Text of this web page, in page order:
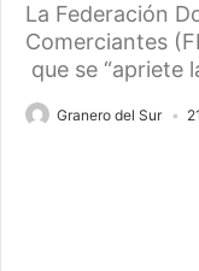
La Federación
Comerciantes
que se “apriete
Granero del Sur